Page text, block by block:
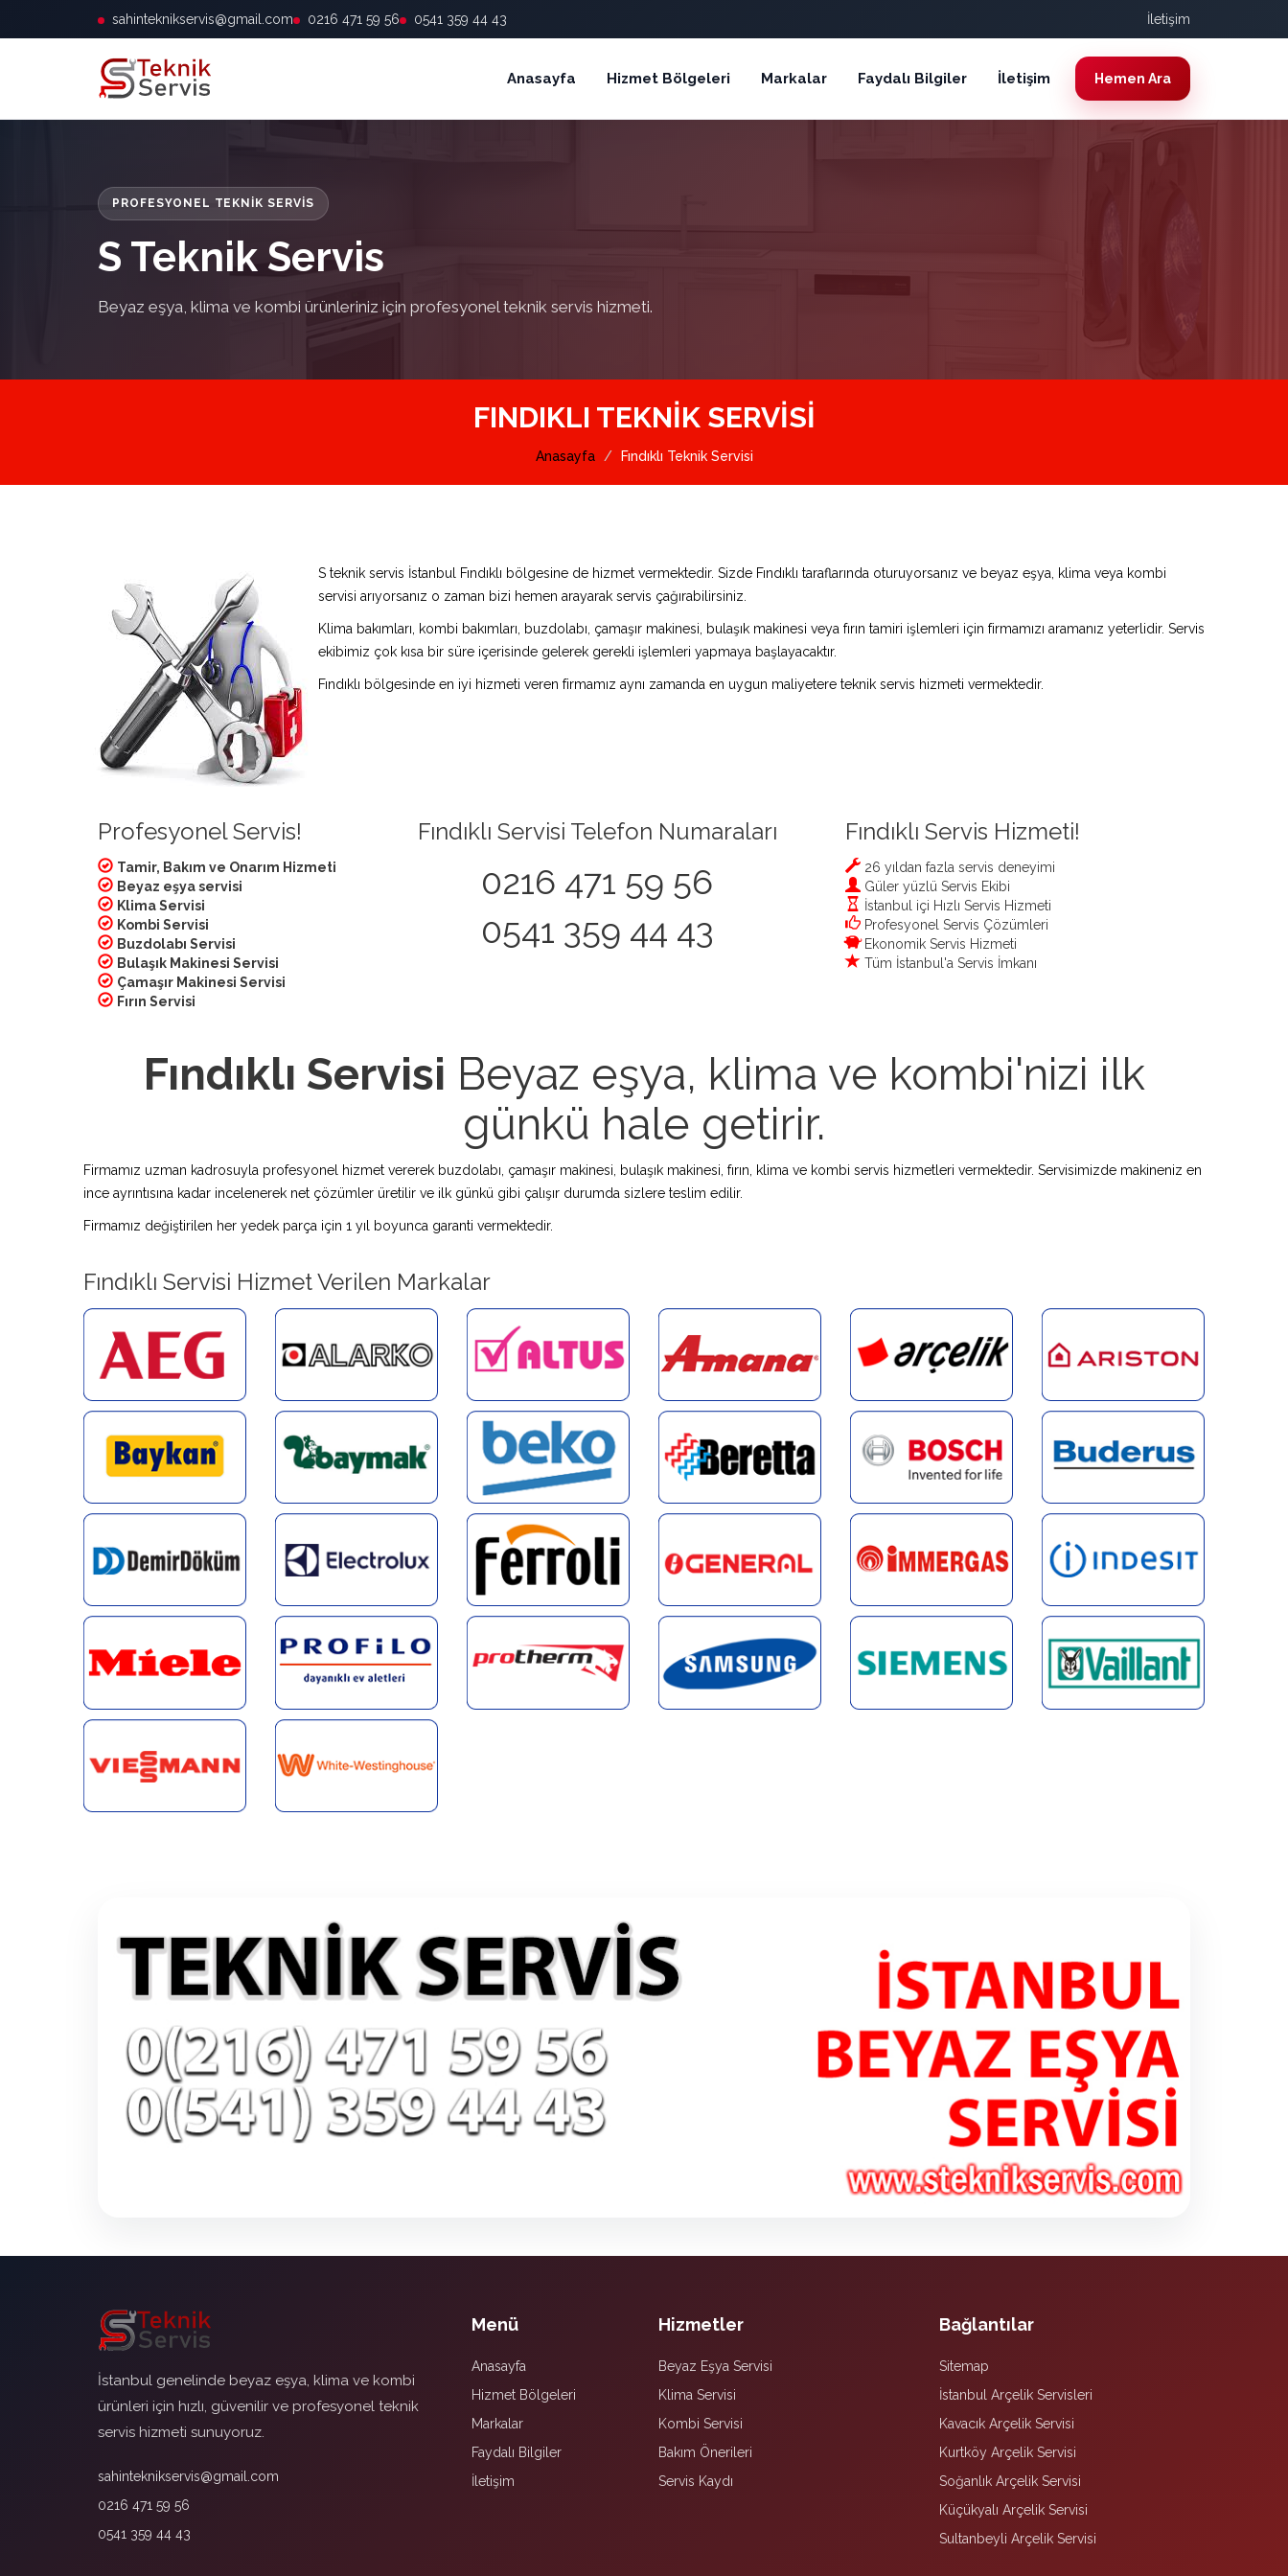
sahinteknikservis@gmail.com 0216 471 59 56 0541 359 44 43 İletişim
Anasayfa Hizmet Bölgeleri Markalar Faydalı Bilgiler İletişim Hemen Ara
PROFESYONEL TEKNIK SERVIS
S Teknik Servis
Beyaz eşya, klima ve kombi ürünleriniz için profesyonel teknik servis hizmeti.
FINDIKLI TEKNIK SERVISI
Anasayfa Fındıklı Teknik Servisi
S teknik servis İstanbul Fındıklı bölgesine de hizmet vermektedir. Sizde Fındıklı taraflarında oturuyorsanız ve beyaz eşya, klima veya kombi
servisi arıyorsanız o zaman bizi hemen arayarak servis çağırabilirsiniz.
Klima bakımları, kombi bakımları, buzdolabı, çamaşır makinesi, bulaşık makinesi veya fırın tamiri işlemleri için firmamızı aramanız yeterlidir. Servis
ekibimiz çok kısa bir süre içerisinde gelerek gerekli işlemleri yapmaya başlayacaktır.
Fındıklı bölgesinde en iyi hizmeti veren firmamız aynı zamanda en uygun maliyetere teknik servis hizmeti vermektedir.
Profesyonel Servis!
Tamir, Bakım ve Onarım Hizmeti
Beyaz eşya servisi
Klima Servisi
Kombi Servisi
Buzdolabı Servisi
Bulaşık Makinesi Servisi
Çamaşır Makinesi Servisi
Fırın Servisi
Fındıklı Servisi Telefon Numaraları
0216 471 59 56
0541 359 44 43
Fındıklı Servis Hizmeti!
26 yıldan fazla servis deneyimi
Güler yüzlü Servis Ekibi
İstanbul içi Hızlı Servis Hizmeti
Profesyonel Servis Çözümleri
Ekonomik Servis Hizmeti
Tüm İstanbul'a Servis İmkanı
Fındıklı Servisi Beyaz eşya, klima ve kombi'nizi ilk
günkü hale getirir.
Firmamız uzman kadrosuyla profesyonel hizmet vererek buzdolabı, çamaşır makinesi, bulaşık makinesi, fırın, klima ve kombi servis hizmetleri vermektedir. Servisimizde makineniz en
ince ayrıntısına kadar incelenerek net çözümler üretilir ve ilk günkü gibi çalışır durumda sizlere teslim edilir.
Firmamız değiştirilen her yedek parça için 1 yıl boyunca garanti vermektedir.
Fındıklı Servisi Hizmet Verilen Markalar
İstanbul genelinde beyaz eşya, klima ve kombi
ürünleri için hızlı, güvenilir ve profesyonel teknik
servis hizmeti sunuyoruz.
sahinteknikservis@gmail.com
0216 471 59 56
0541 359 44 43
Menü
Anasayfa
Hizmet Bölgeleri
Markalar
Faydalı Bilgiler
İletişim
Hizmetler
Beyaz Eşya Servisi
Klima Servisi
Kombi Servisi
Bakım Önerileri
Servis Kaydı
Bağlantılar
Sitemap
İstanbul Arçelik Servisleri
Kavacık Arçelik Servisi
Kurtköy Arçelik Servisi
Soğanlık Arçelik Servisi
Küçükyalı Arçelik Servisi
Sultanbeyli Arçelik Servisi